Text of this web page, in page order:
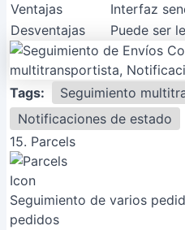
Ventajas
Interfaz
Desventajas
Puede ser
Tags:
Seguimiento
Notificaciones de estado
15. Parcels
Seguimiento de varios
pedidos